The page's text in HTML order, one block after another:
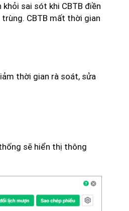
sai sót khi CBTB điền
CBTB mất thời gian
thời gian rà soát, sửa
sẽ hiển thị thông